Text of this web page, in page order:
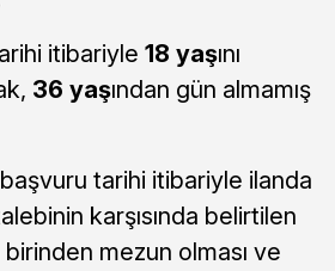
itibariyle 18 yaşını
36 yaşından gün almamış
tarihi itibariyle ilanda
karşısında belirtilen
mezun olması ve